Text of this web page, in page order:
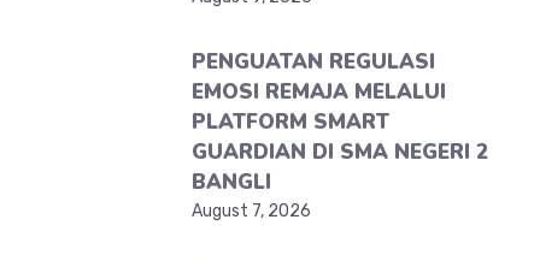
PENGUATAN REGULASI
EMOSI REMAJA MELALUI
PLATFORM SMART
GUARDIAN DI SMA NEGERI 2
BANGLI
August 7, 2026